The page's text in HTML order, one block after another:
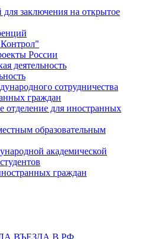
для заключения на открытое
России
деятельность
сотрудничества
граждан
отделение для иностранных
образовательным
академической
граждан
ВЪЕЗДА В РФ